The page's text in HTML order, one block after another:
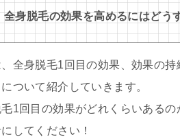
全身脱毛の効果を高めるにはどう
全身脱毛1回目の効果、効果の
ついて紹介していきます。
1回目の効果がどれくらいある
してください！